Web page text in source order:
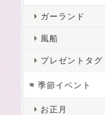
ガーランド
風船
プレゼントタグ
季節イベント
お正月